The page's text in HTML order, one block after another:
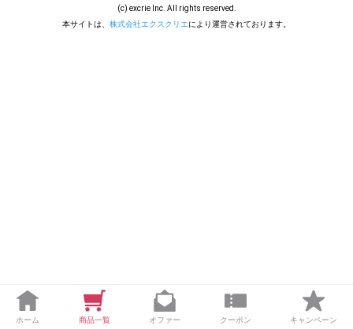
(c) excrie Inc. All rights reserved.
本サイトは、 株式会社エクスクリエにより運営されております。
ホーム 商品一覧 オファー クーポン キャンペーン